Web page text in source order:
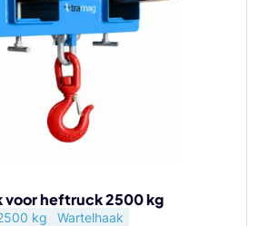
voor heftruck 2500 kg
kg
Wartelhaak